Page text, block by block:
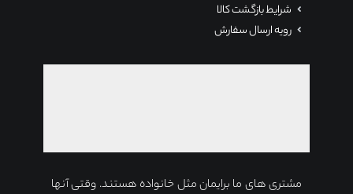
شرایط بازگشت کالا
رویه ارسال سفارش
مشتری های ما برایمان مثل خانواده هستند. وقتی آنها